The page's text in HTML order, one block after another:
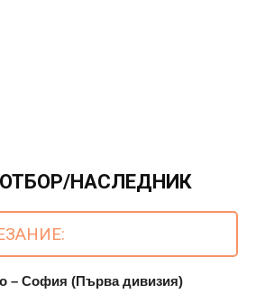
НАСЛЕДНИК
– София (Първа дивизия)